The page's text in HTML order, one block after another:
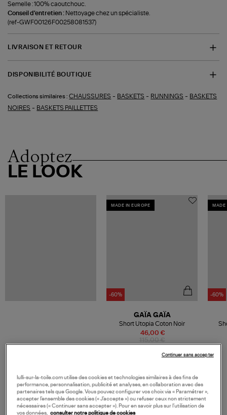
Semelle : 100% caoutchouc.
Conseil d'entretien : Nettoyage chez un spécialiste.
(ref-GWF00126F00258081537)
LIVRAISON ET RETOUR
DISPONIBILITÉ BOUTIQUE
Collections similaires : CHAUSSURES - BASKETS - RUNNINGS - BASKETS
NOIRES - BASKETS PAILLETTES
Adoptez
LE LOOK
MADE IN EUROPE
-60%
115,00 €
46,00 €
GAÏA GAÏA
Short Utopia Coton Noir
MADE
-60%
VOS DERNIERS PRODUITS VUS
lulli-sur-la-toile.com utilise des cookies et technologies similaires à des fins de
performance, personnalisation, publicité et analyses, en collaboration avec des
partenaires tels que Google. Vous pouvez configurer vos choix via « Paramétrer »,
accepter l’ensemble des cookies (« J’accepte ») ou refuser ceux non strictement
nécessaires (« Continuer sans accepter »). Pour en savoir plus sur l’utilisation de
vos données, consulter notre politique de cookies
Continuer sans accepter